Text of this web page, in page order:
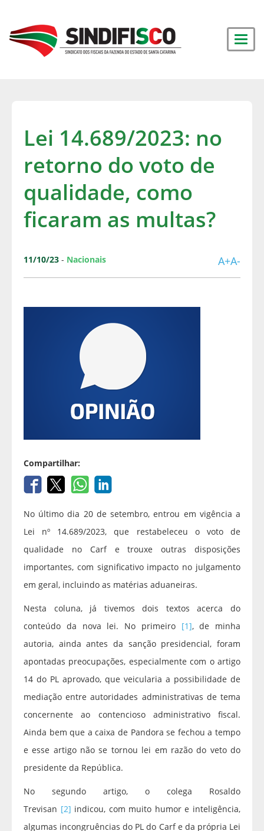
Lei 14.689/2023: no
retorno do voto de
qualidade, como
ficaram as multas?
11/10/23 - Nacionais A+A-
Compartilhar:
No último dia 20 de setembro, entrou em vigência a
Lei nº 14.689/2023, que restabeleceu o voto de
qualidade no Carf e trouxe outras disposições
importantes, com significativo impacto no julgamento
em geral, incluindo as matérias aduaneiras.
Nesta coluna, já tivemos dois textos acerca do
conteúdo da nova lei. No primeiro [1], de minha
autoria, ainda antes da sanção presidencial, foram
apontadas preocupações, especialmente com o artigo
14 do PL aprovado, que veicularia a possibilidade de
mediação entre autoridades administrativas de tema
concernente ao contencioso administrativo fiscal.
Ainda bem que a caixa de Pandora se fechou a tempo
e esse artigo não se tornou lei em razão do veto do
presidente da República.
No segundo artigo, o colega Rosaldo
Trevisan [2] indicou, com muito humor e inteligência,
algumas incongruências do PL do Carf e da própria Lei